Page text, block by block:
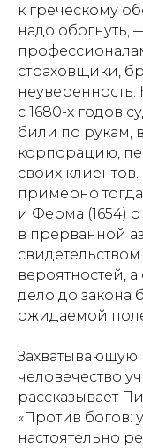
к греческому
надо
страховщики,
с 1680-х годов
били по рукам,
корпорацию,
своих
примерно
и Ферма (1654)
в прерванной
вероятностей,
дело до закона
ожидаемой
Захватывающую
человечество
рассказывает
«Против богов:
настоятельно